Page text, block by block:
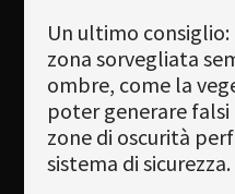
Un ultimo
zona sorvegliata
ombre, come la
poter generare
zone di oscurità
sistema di sicurezza.